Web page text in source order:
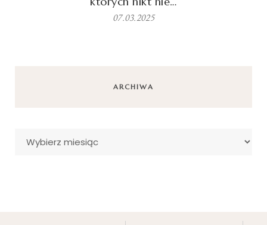
07.03.2025
ARCHIWA